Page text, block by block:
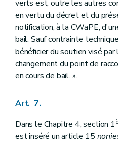
verts est, outre les autres
en vertu du décret et du
notification, à la CWaPE,
bail. Sauf contrainte
bénéficier du soutien visé
changement du point de
en cours de bail. ».
Art. 7.
Dans le Chapitre 4, section 1
est inséré un article 15